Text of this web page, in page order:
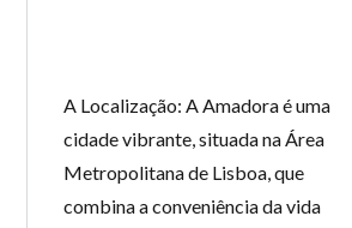
A Localização: A Amadora é uma
cidade vibrante, situada na Área
Metropolitana de Lisboa, que
combina a conveniência da vida